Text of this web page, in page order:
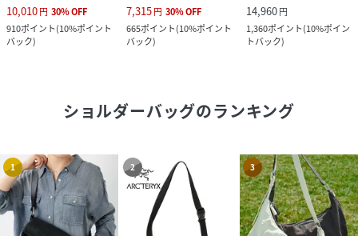
10,010円 30%OFF
910ポイント(10%ポイント
バック)
7,315円 30%OFF
665ポイント(10%ポイント
バック)
14,960円
1,360ポイント(10%ポイン
トバック)
ショルダーバッグのランキング
1 2 3